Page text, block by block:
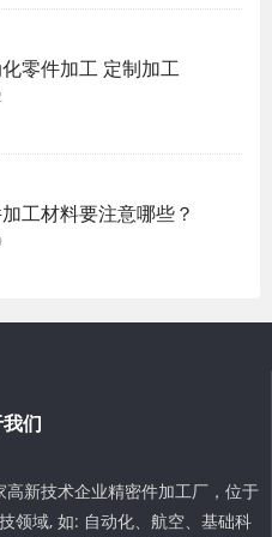
零件加工 定制加工
工材料要注意哪些？
们
新技术企业精密件加工厂，位于
领域, 如: 自动化、航空、基础科